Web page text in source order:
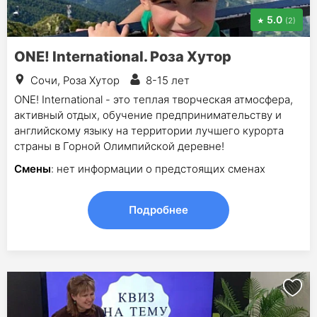
5.0 (2)
ONE! International. Роза Хутор
Сочи, Роза Хутор
8-15 лет
ONE! International - это теплая творческая атмосфера,
активный отдых, обучение предпринимательству и
английскому языку на территории лучшего курорта
страны в Горной Олимпийской деревне!
Смены: нет информации о предстоящих сменах
Подробнее